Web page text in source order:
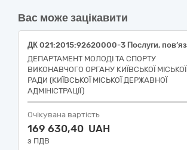
Вас може зацікавити
ДЕПАРТАМЕНТ МОЛОДІ ТА СПОРТУ
ВИКОНАВЧОГО ОРГАНУ КИЇВСЬКОЇ МІСЬКОЇ
РАДИ (КИЇВСЬКОЇ МІСЬКОЇ ДЕРЖАВНОЇ
АДМІНІСТРАЦІЇ)
Очікувана вартість
169 630,40 UAH
з ПДВ